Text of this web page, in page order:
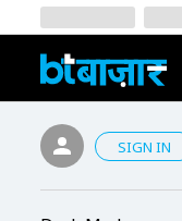
SIGN IN